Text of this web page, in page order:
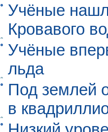
Учёные
Кровавого
Учёные
льда
Под землей
в